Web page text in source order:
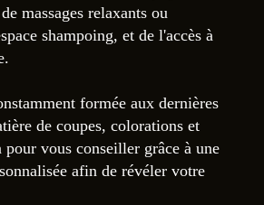
massages relaxants ou
shampoing, et de l'accès à
formée aux dernières
de coupes, colorations et
pour vous conseiller grâce à une
afin de révéler votre